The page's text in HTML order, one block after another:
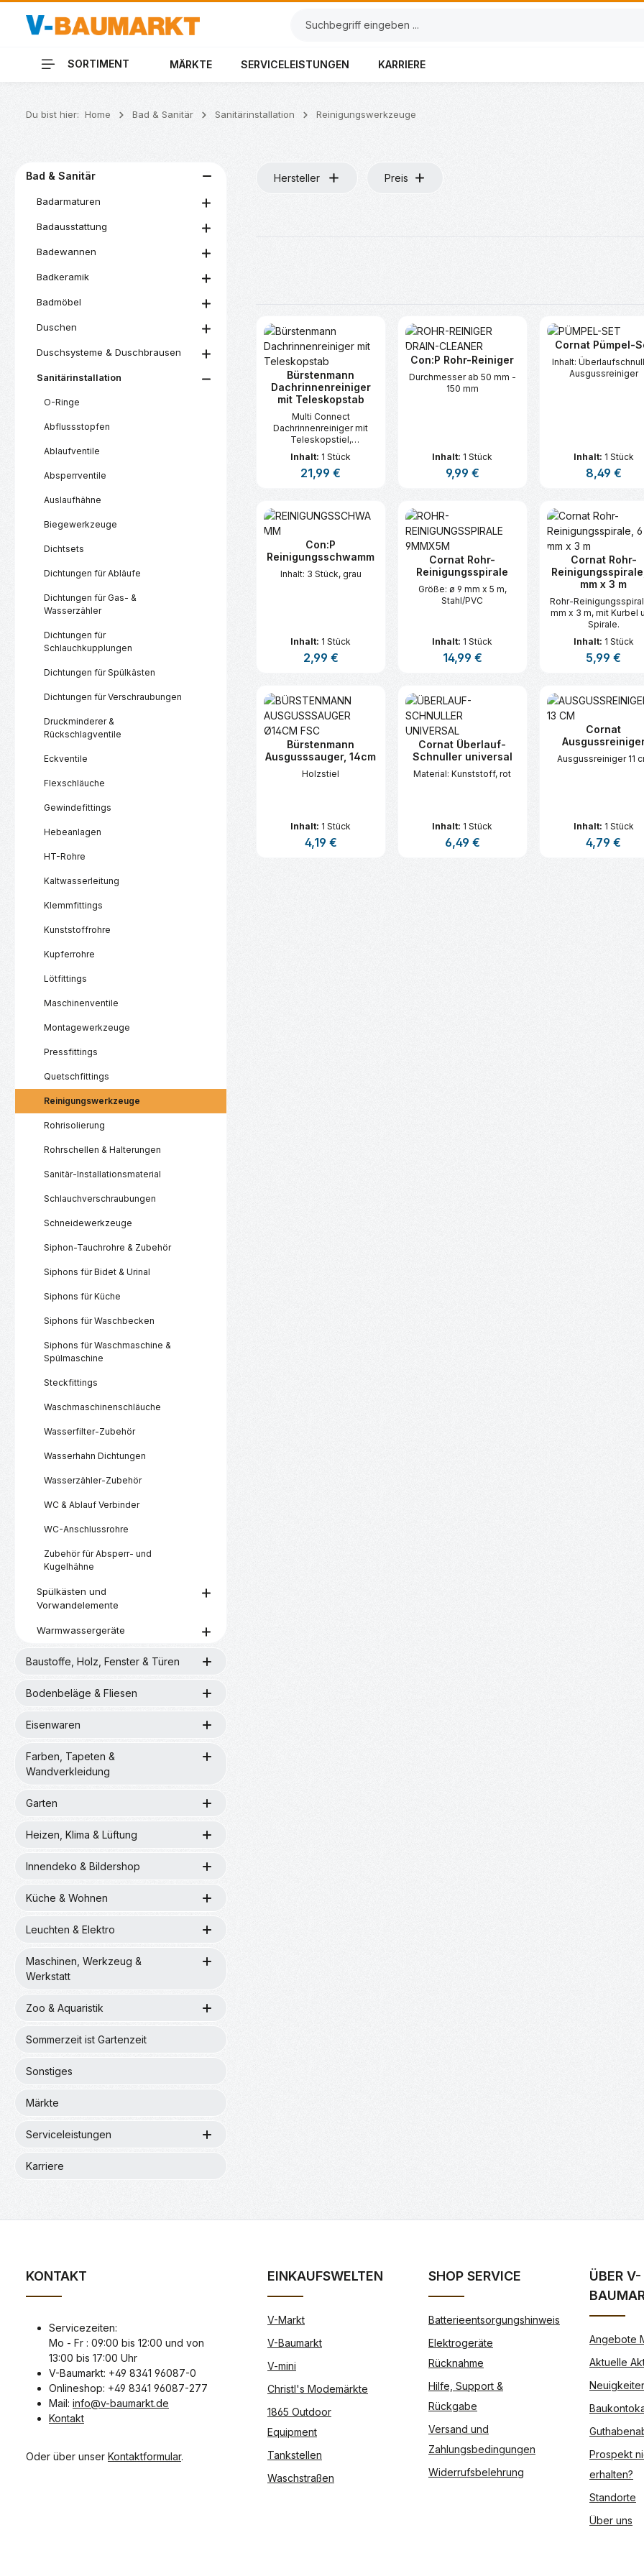
Hauptinhalt springen
Zur Suche springen
Zur Hauptnavigation springen
SORTIMENT MÄRKTE SERVICELEISTUNGEN KARRIERE
Du bist hier: Home Bad & Sanitär Sanitärinstallation Reinigungswerkzeuge
Bad & Sanitär
Badarmaturen
Badausstattung
Badewannen
Badkeramik
Badmöbel
Duschen
Duschsysteme & Duschbrausen
Sanitärinstallation
O-Ringe
Abflussstopfen
Ablaufventile
Absperrventile
Auslaufhähne
Biegewerkzeuge
Dichtsets
Dichtungen für Abläufe
Dichtungen für Gas- &
Wasserzähler
Dichtungen für
Schlauchkupplungen
Dichtungen für Spülkästen
Dichtungen für Verschraubungen
Druckminderer &
Rückschlagventile
Eckventile
Flexschläuche
Gewindefittings
Hebeanlagen
HT-Rohre
Kaltwasserleitung
Klemmfittings
Kunststoffrohre
Kupferrohre
Lötfittings
Maschinenventile
Montagewerkzeuge
Pressfittings
Quetschfittings
Reinigungswerkzeuge
Rohrisolierung
Rohrschellen & Halterungen
Sanitär-Installationsmaterial
Schlauchverschraubungen
Schneidewerkzeuge
Siphon-Tauchrohre & Zubehör
Siphons für Bidet & Urinal
Siphons für Küche
Siphons für Waschbecken
Siphons für Waschmaschine &
Spülmaschine
Steckfittings
Waschmaschinenschläuche
Wasserfilter-Zubehör
Wasserhahn Dichtungen
Wasserzähler-Zubehör
WC & Ablauf Verbinder
WC-Anschlussrohre
Zubehör für Absperr- und
Kugelhähne
Spülkästen und
Vorwandelemente
Warmwassergeräte
Baustoffe, Holz, Fenster & Türen
Bodenbeläge & Fliesen
Eisenwaren
Farben, Tapeten &
Wandverkleidung
Garten
Heizen, Klima & Lüftung
Innendeko & Bildershop
Küche & Wohnen
Leuchten & Elektro
Maschinen, Werkzeug &
Werkstatt
Zoo & Aquaristik
Sommerzeit ist Gartenzeit
Sonstiges
Märkte
Serviceleistungen
Karriere
Hersteller Preis
Bürstenmann
Dachrinnenreiniger
mit Teleskopstab
Multi Connect
Dachrinnenreiniger mit
Teleskopstiel,
Kunststoffkörper
Inhalt: 1 Stück
Regulärer Preis:
21,99 €
Produkt Anzahl: Gib den gewünschten Wert
Con:P Rohr-Reiniger
Durchmesser ab 50 mm -
150 mm
Inhalt: 1 Stück
Regulärer Preis:
9,99 €
Produkt Anzahl: Gib den
Cornat Pümpel-
Inhalt:
Ausgussreiniger
Inhalt: 1 Stück
Regulärer
8,49 €
Produkt
Con:P
Reinigungsschwamm
Inhalt: 3 Stück, grau
Inhalt: 1 Stück
Regulärer Preis:
2,99 €
Produkt Anzahl: Gib den gewünschten Wert
Cornat Rohr-
Reinigungsspirale
Größe: ø 9 mm x 5 m,
Stahl/PVC
Inhalt: 1 Stück
Regulärer Preis:
14,99 €
Produkt Anzahl: Gib den
Cornat Rohr-
mm x 3 m
Rohr-
mm x 3 m, mit Kurbel
Spirale.
Inhalt: 1 Stück
Regulärer
5,99 €
Produkt
Bürstenmann
Ausgusssauger, 14cm
Holzstiel
Inhalt: 1 Stück
Regulärer Preis:
4,19 €
Cornat Überlauf-
Schnuller universal
Material: Kunststoff, rot
Inhalt: 1 Stück
Regulärer Preis:
6,49 €
Cornat
Ausgussreiniger 11
Inhalt: 1 Stück
Regulärer
4,79 €
KONTAKT
Servicezeiten:
Mo - Fr : 09:00 bis 12:00 und von
13:00 bis 17:00 Uhr
V-Baumarkt: +49 8341 96087-0
Onlineshop: +49 8341 96087-277
Mail: info@v-baumarkt.de
Kontakt
Oder über unser Kontaktformular.
EINKAUFSWELTEN
V-Markt
V-Baumarkt
V-mini
Christl's Modemärkte
1865 Outdoor
Equipment
Tankstellen
Waschstraßen
SHOP SERVICE
Batterieentsorgungshinweis
Elektrogeräte
Rücknahme
Hilfe, Support &
Rückgabe
Versand und
Zahlungsbedingungen
Widerrufsbelehrung
ÜBER V-
Angebote
Aktuelle
Prospekt
erhalten?
Standorte
Über uns